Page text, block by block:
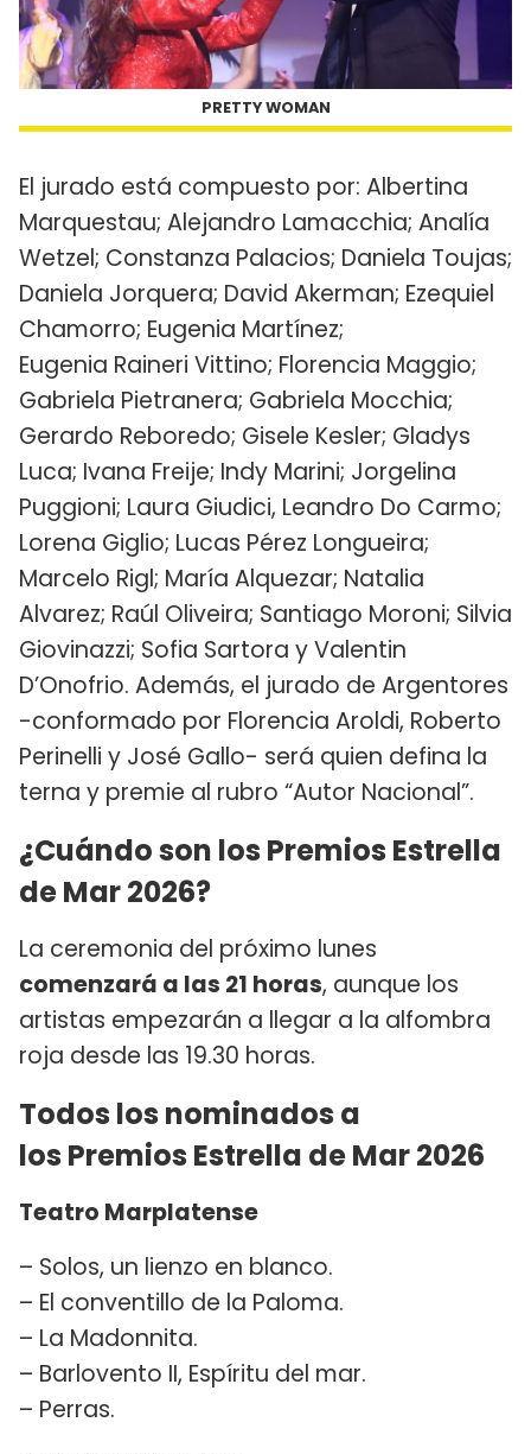
PRETTY WOMAN
El jurado está compuesto por: Albertina
Marquestau; Alejandro Lamacchia; Analía
Wetzel; Constanza Palacios; Daniela Toujas;
Daniela Jorquera; David Akerman; Ezequiel
Chamorro; Eugenia Martínez;
Eugenia Raineri Vittino; Florencia Maggio;
Gabriela Pietranera; Gabriela Mocchia;
Gerardo Reboredo; Gisele Kesler; Gladys
Luca; Ivana Freije; Indy Marini; Jorgelina
Puggioni; Laura Giudici, Leandro Do Carmo;
Lorena Giglio; Lucas Pérez Longueira;
Marcelo Rigl; María Alquezar; Natalia
Alvarez; Raúl Oliveira; Santiago Moroni; Silvia
Giovinazzi; Sofia Sartora y Valentin
D’Onofrio. Además, el jurado de Argentores
-conformado por Florencia Aroldi, Roberto
Perinelli y José Gallo- será quien defina la
terna y premie al rubro “Autor Nacional”.
¿Cuándo son los Premios Estrella
de Mar 2026?
La ceremonia del próximo lunes
comenzará a las 21 horas, aunque los
artistas empezarán a llegar a la alfombra
roja desde las 19.30 horas.
Todos los nominados a
los Premios Estrella de Mar 2026
Teatro Marplatense
– Solos, un lienzo en blanco.
– El conventillo de la Paloma.
– La Madonnita.
– Barlovento II, Espíritu del mar.
– Perras.